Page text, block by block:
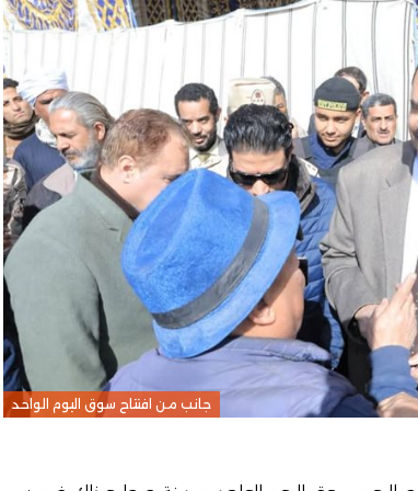
جانب من افتتاح سوق اليوم الواحد